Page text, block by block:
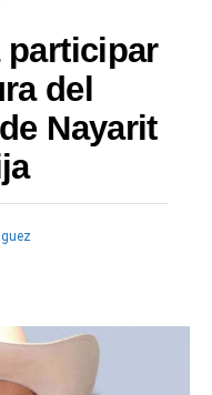
participar
del
Nayarit